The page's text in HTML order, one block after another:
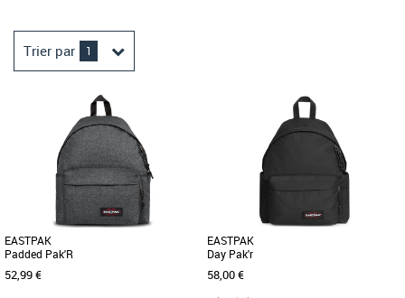
Trier par 1
EASTPAK
Padded Pak'R
52,99 €
EASTPAK
Day Pak'r
58,00 €